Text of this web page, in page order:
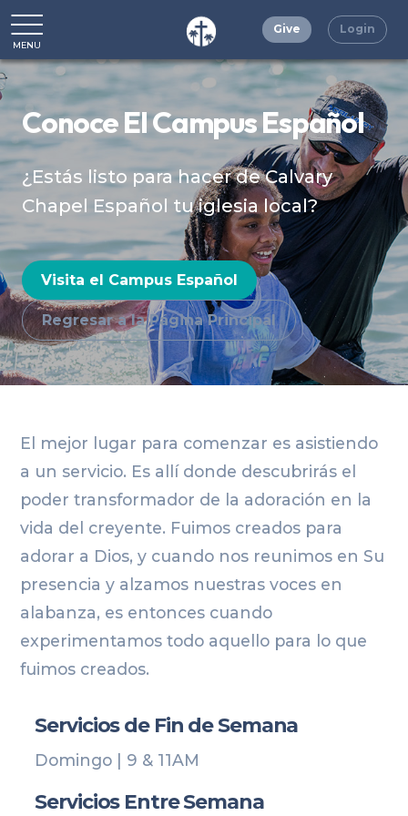
MENU
Give Login
Conoce El Campus Español
¿Estás listo para hacer de Calvary
Chapel Español tu iglesia local?
Visita el Campus Español
Regresar a la Página Principal
El mejor lugar para comenzar es asistiendo
a un servicio. Es allí donde descubrirás el
poder transformador de la adoración en la
vida del creyente. Fuimos creados para
adorar a Dios, y cuando nos reunimos en Su
presencia y alzamos nuestras voces en
alabanza, es entonces cuando
experimentamos todo aquello para lo que
fuimos creados.
Servicios de Fin de Semana
Domingo | 9 & 11AM
Servicios Entre Semana